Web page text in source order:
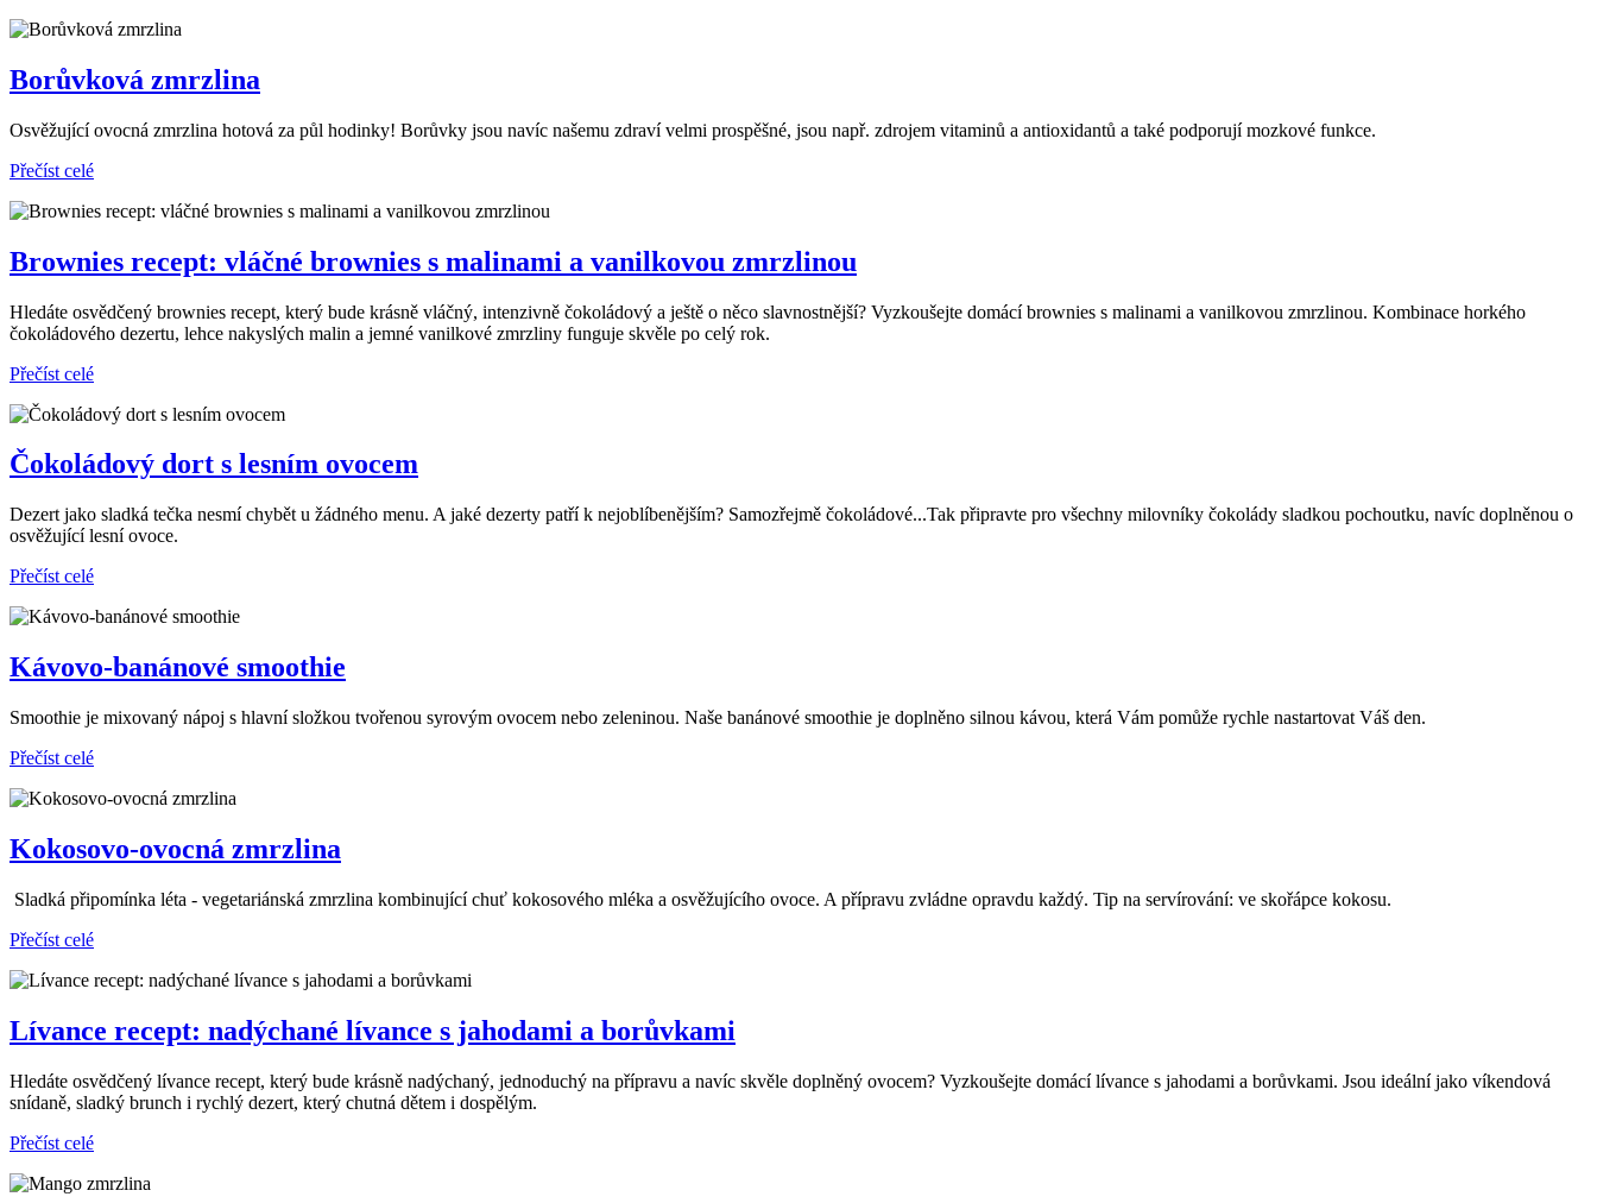
Borůvková zmrzlina
Osvěžující ovocná zmrzlina hotová za půl hodinky! Borůvky jsou navíc našemu zdraví velmi prospěšné, jsou např. zdrojem vitaminů a antioxidantů a také podporují mozkové funkce.
Přečíst celé
Brownies recept: vláčné brownies s malinami a vanilkovou zmrzlinou
Hledáte osvědčený brownies recept, který bude krásně vláčný, intenzivně čokoládový a ještě o něco slavnostnější? Vyzkoušejte domácí brownies s malinami a vanilkovou zmrzlinou. Kombinace horkého
čokoládového dezertu, lehce nakyslých malin a jemné vanilkové zmrzliny funguje skvěle po celý rok.
Přečíst celé
Čokoládový dort s lesním ovocem
Dezert jako sladká tečka nesmí chybět u žádného menu. A jaké dezerty patří k nejoblíbenějším? Samozřejmě čokoládové...Tak připravte pro všechny milovníky čokolády sladkou pochoutku, navíc doplněnou o
osvěžující lesní ovoce.
Přečíst celé
Kávovo-banánové smoothie
Smoothie je mixovaný nápoj s hlavní složkou tvořenou syrovým ovocem nebo zeleninou. Naše banánové smoothie je doplněno silnou kávou, která Vám pomůže rychle nastartovat Váš den.
Přečíst celé
Kokosovo-ovocná zmrzlina
Sladká připomínka léta - vegetariánská zmrzlina kombinující chuť kokosového mléka a osvěžujícího ovoce. A přípravu zvládne opravdu každý. Tip na servírování: ve skořápce kokosu.
Přečíst celé
Lívance recept: nadýchané lívance s jahodami a borůvkami
Hledáte osvědčený lívance recept, který bude krásně nadýchaný, jednoduchý na přípravu a navíc skvěle doplněný ovocem? Vyzkoušejte domácí lívance s jahodami a borůvkami. Jsou ideální jako víkendová
snídaně, sladký brunch i rychlý dezert, který chutná dětem i dospělým.
Přečíst celé